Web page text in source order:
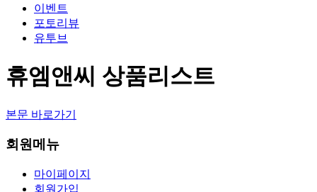
이벤트
포토리뷰
유투브
휴엠앤씨 상품리스트
본문 바로가기
회원메뉴
마이페이지
회원가입